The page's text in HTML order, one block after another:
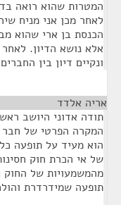
המטרות שהוא רואה
לאחר מכן אני מניח
הכנסת בן ארי שהוא
אלא נושא הדיון.
ונקיים דיון בין
אריה אלדד
תודה אדוני היושב
המקרה הפרטי של חבר
הוא מעיד על תופעה
של אי הכרת חוק
מהמשמעויות של החוק
תופעה שמידרדרת